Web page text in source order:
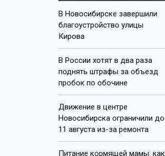
В Новосибирске завершили
благоустройство улицы
Кирова
В России хотят в два раза
поднять штрафы за объезд
пробок по обочине
Движение в центре
Новосибирска ограничили до
11 августа из-за ремонта
Питание кормящей мамы: как